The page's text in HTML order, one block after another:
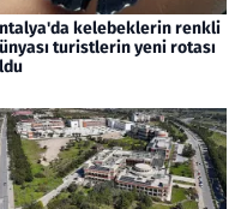
kelebeklerin renkli
turistlerin yeni rotası